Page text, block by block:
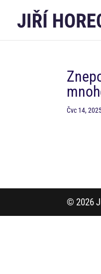
Čvc 14,
© 2026